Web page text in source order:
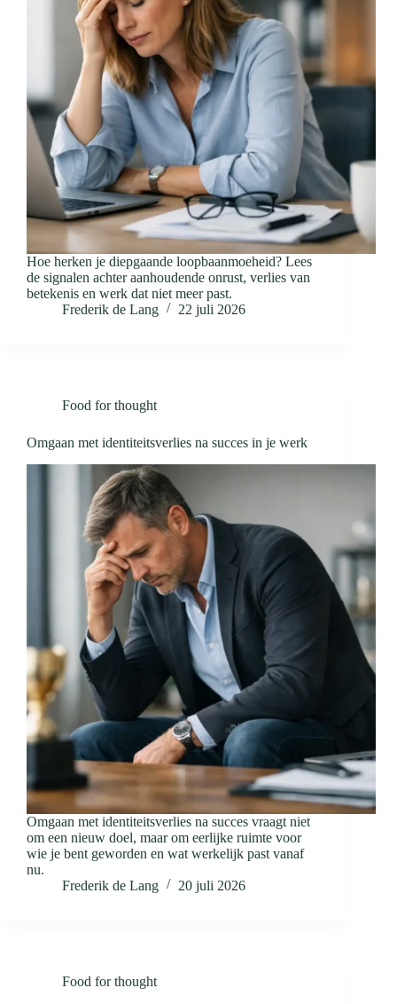
Hoe herken je diepgaande loopbaanmoeheid? Lees
de signalen achter aanhoudende onrust, verlies van
betekenis en werk dat niet meer past.
Frederik de Lang
22 juli 2026
Food for thought
Omgaan met identiteitsverlies na succes in je werk
Omgaan met identiteitsverlies na succes vraagt niet
om een nieuw doel, maar om eerlijke ruimte voor
wie je bent geworden en wat werkelijk past vanaf
nu.
Frederik de Lang
20 juli 2026
Food for thought